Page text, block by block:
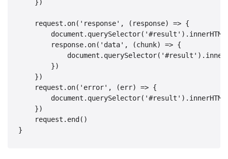
    })
    request.on('response', (response) => {
document.querySelector('#result').innerHTML
        response.on('data', (chunk) => {
        })
    })
    request.on('error', (err) => {
    })
    request.end()
}